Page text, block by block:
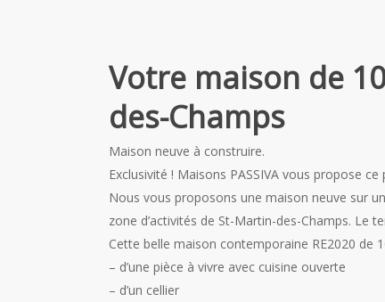
Votre maison de
des-Champs
Maison neuve à construire.
Exclusivité ! Maisons PASSIVA vous propose
Nous vous proposons une maison neuve sur
zone d’activités de St-Martin-des-Champs. Le
Cette belle maison contemporaine RE2020 de
– d’une pièce à vivre avec cuisine ouverte
– d’un cellier